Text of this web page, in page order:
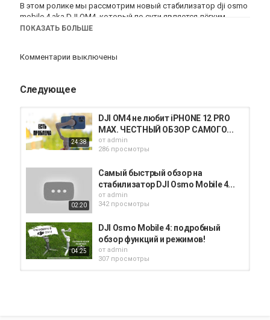
В этом ролике мы рассмотрим новый стабилизатор dji osmo
mobile 4 aka DJI OM4, который по сути является лёгким
обновлением предыдущей версии dji osmo mobile 3. Главной
iPhone 4 обзор
ПОКАЗАТЬ БОЛЬШЕ
Комментарии выключены
Следующее
24:38
DJI OM4 не любит iPHONE 12 PRO
MAX. ЧЕСТНЫЙ ОБЗОР САМОГО...
от admin
286 просмотры
02:20
Самый быстрый обзор на
стабилизатор DJI Osmo Mobile 4...
от admin
342 просмотры
04:25
DJI Osmo Mobile 4: подробный
обзор функций и режимов!
от admin
307 просмотры